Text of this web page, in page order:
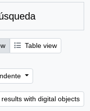
Table view
with digital objects